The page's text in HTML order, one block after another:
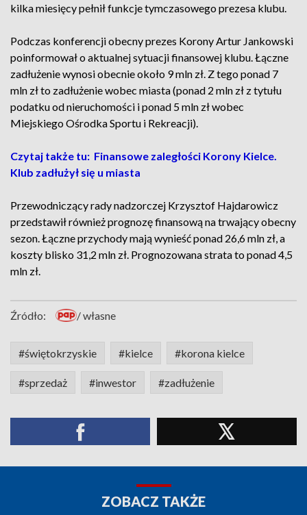
kilka miesięcy pełnił funkcje tymczasowego prezesa klubu.
Podczas konferencji obecny prezes Korony Artur Jankowski
poinformował o aktualnej sytuacji finansowej klubu. Łączne
zadłużenie wynosi obecnie około 9 mln zł. Z tego ponad 7
mln zł to zadłużenie wobec miasta (ponad 2 mln zł z tytułu
podatku od nieruchomości i ponad 5 mln zł wobec
Miejskiego Ośrodka Sportu i Rekreacji).
Czytaj także tu: Finansowe zaległości Korony Kielce.
Klub zadłużył się u miasta
Przewodniczący rady nadzorczej Krzysztof Hajdarowicz
przedstawił również prognozę finansową na trwający obecny
sezon. Łączne przychody mają wynieść ponad 26,6 mln zł, a
koszty blisko 31,2 mln zł. Prognozowana strata to ponad 4,5
mln zł.
Źródło: / własne
#świętokrzyskie #kielce #korona kielce
#sprzedaż #inwestor #zadłużenie
ZOBACZ TAKŻE